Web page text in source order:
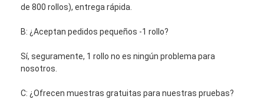
de 800 rollos), entrega rápida.
B: ¿Aceptan pedidos pequeños -1 rollo?
Sí, seguramente, 1 rollo no es ningún problema para
nosotros.
C: ¿Ofrecen muestras gratuitas para nuestras pruebas?